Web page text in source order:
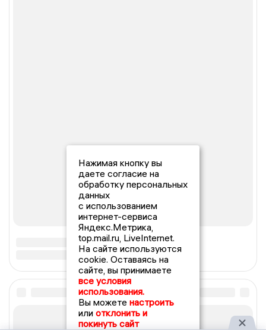
Нажимая кнопку вы
даете согласие на
обработку персональных
данных
с использованием
интернет-сервиса
Яндекс.Метрика,
top.mail.ru, LiveInternet.
На сайте используются
cookie. Оставаясь на
сайте, вы принимаете
все условия
использования.
Вы можете настроить
или отклонить и
покинуть сайт